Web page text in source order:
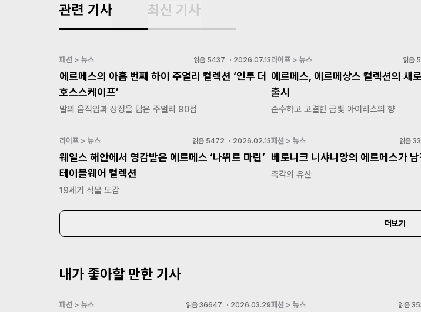
관련 기사 최신 기사
패션 > 뉴스 읽음 5437 ・ 2026.07.13
에르메스의 아홉 번째 하이 주얼리 컬렉션 ‘인투 더
호스스케이프’
말의 움직임과 상징을 담은 주얼리 90점
라이프 > 뉴스 읽음
에르메스, 에르메상스 컬렉션의 새
출시
순수하고 고결한 금빛 아이리스의 향
라이프 > 뉴스 읽음 5472 ・ 2026.02.13
웨일스 해안에서 영감받은 에르메스 ‘나뛰르 마린’
테이블웨어 컬렉션
19세기 식물 도감
패션 > 뉴스 읽음
베로니크 니샤니앙의 에르메스가 남
촉각의 유산
더보기
내가 좋아할 만한 기사
패션 > 뉴스 읽음 36647 ・ 2026.03.29패션 > 뉴스 읽음